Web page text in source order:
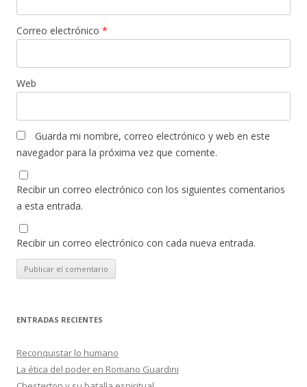
Correo electrónico *
Web
Guarda mi nombre, correo electrónico y web en este
navegador para la próxima vez que comente.
Recibir un correo electrónico con los siguientes comentarios
a esta entrada.
Recibir un correo electrónico con cada nueva entrada.
ENTRADAS RECIENTES
Reconquistar lo humano
La ética del poder en Romano Guardini